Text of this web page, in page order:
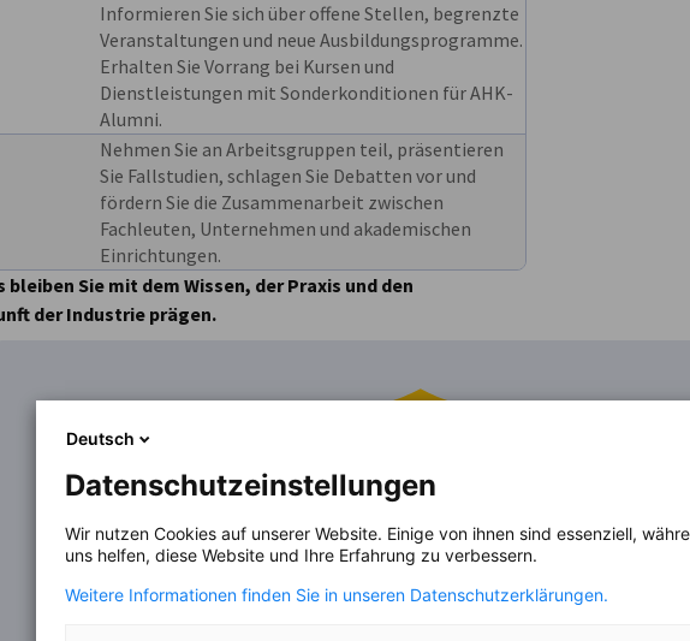
Informieren Sie sich über offene Stellen, begrenzte
Veranstaltungen und neue Ausbildungsprogramme.
Erhalten Sie Vorrang bei Kursen und
Dienstleistungen mit Sonderkonditionen für AHK-
Alumni.
Nehmen Sie an Arbeitsgruppen teil, präsentieren
Sie Fallstudien, schlagen Sie Debatten vor und
fördern Sie die Zusammenarbeit zwischen
Fachleuten, Unternehmen und akademischen
Einrichtungen.
Sie mit dem Wissen, der Praxis und den
der Industrie prägen.
Inhalt kann nicht angezeigt
Deutsch
Datenschutzeinstellungen
Wir nutzen Cookies auf unserer Website. Einige von ihnen sind essenziell,
uns helfen, diese Website und Ihre Erfahrung zu verbessern.
Weitere Informationen finden Sie in unseren Datenschutzerklärungen.